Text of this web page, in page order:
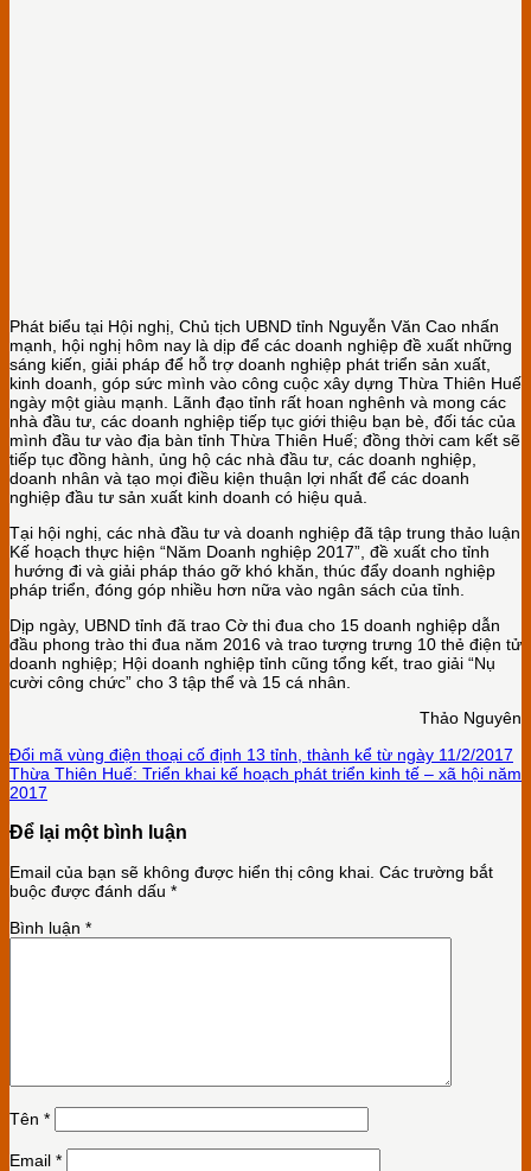
Phát biểu tại Hội nghị, Chủ tịch UBND tỉnh Nguyễn Văn Cao nhấn
mạnh, hội nghị hôm nay là dịp để các doanh nghiệp đề xuất những
sáng kiến, giải pháp để hỗ trợ doanh nghiệp phát triển sản xuất,
kinh doanh, góp sức mình vào công cuộc xây dựng Thừa Thiên Huế
ngày một giàu mạnh. Lãnh đạo tỉnh rất hoan nghênh và mong các
nhà đầu tư, các doanh nghiệp tiếp tục giới thiệu bạn bè, đối tác của
mình đầu tư vào địa bàn tỉnh Thừa Thiên Huế; đồng thời cam kết sẽ
tiếp tục đồng hành, ủng hộ các nhà đầu tư, các doanh nghiệp,
doanh nhân và tạo mọi điều kiện thuận lợi nhất để các doanh
nghiệp đầu tư sản xuất kinh doanh có hiệu quả.
Tại hội nghị, các nhà đầu tư và doanh nghiệp đã tập trung thảo luận
Kế hoạch thực hiện “Năm Doanh nghiệp 2017”, đề xuất cho tỉnh
hướng đi và giải pháp tháo gỡ khó khăn, thúc đẩy doanh nghiệp
pháp triển, đóng góp nhiều hơn nữa vào ngân sách của tỉnh.
Dịp ngày, UBND tỉnh đã trao Cờ thi đua cho 15 doanh nghiệp dẫn
đầu phong trào thi đua năm 2016 và trao tượng trưng 10 thẻ điện tử
doanh nghiệp; Hội doanh nghiệp tỉnh cũng tổng kết, trao giải “Nụ
cười công chức” cho 3 tập thể và 15 cá nhân.
Thảo Nguyên
Đổi mã vùng điện thoại cố định 13 tỉnh, thành kể từ ngày 11/2/2017
Thừa Thiên Huế: Triển khai kế hoạch phát triển kinh tế – xã hội năm
2017
Để lại một bình luận
Email của bạn sẽ không được hiển thị công khai. Các trường bắt
buộc được đánh dấu *
Bình luận *
Tên *
Email *